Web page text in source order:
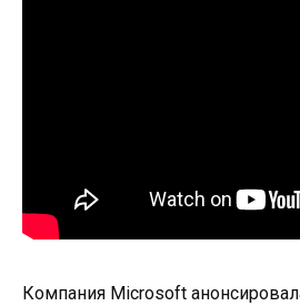
Компания Microsoft